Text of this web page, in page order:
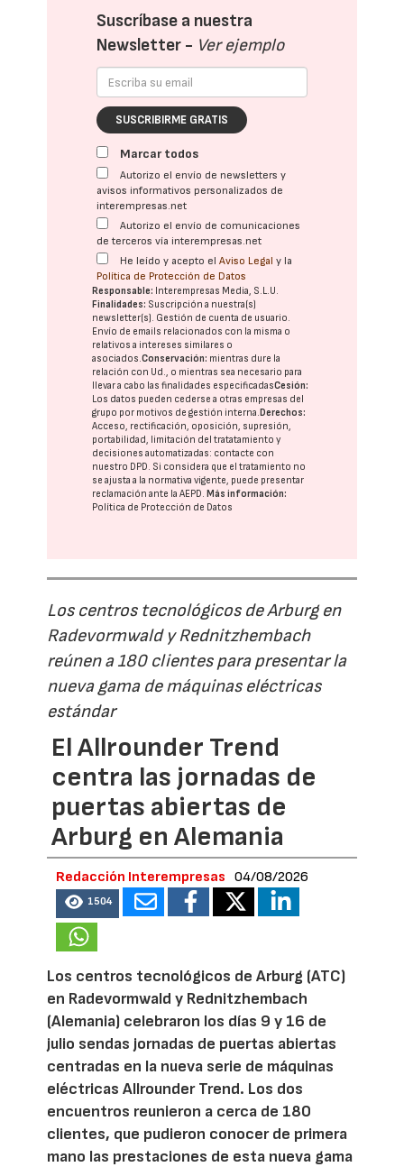
Suscríbase a nuestra
Newsletter - Ver ejemplo
SUSCRIBIRME GRATIS
Marcar todos
Autorizo el envío de newsletters y
avisos informativos personalizados de
interempresas.net
Autorizo el envío de comunicaciones
de terceros vía interempresas.net
He leído y acepto elAviso Legal y la
Política de Protección de Datos
Responsable: Interempresas Media, S.L.U.
Finalidades: Suscripción a nuestra(s)
newsletter(s). Gestión de cuenta de usuario.
Envío de emails relacionados con la misma o
relativos a intereses similares o
asociados.Conservación: mientras dure la
relación con Ud., o mientras sea necesario para
llevar a cabo las finalidades especificadasCesión:
Los datos pueden cederse a otras empresas del
grupo por motivos de gestión interna. Derechos:
Acceso, rectificación, oposición, supresión,
portabilidad, limitación del tratatamiento y
decisiones automatizadas: contacte con
nuestro DPD. Si considera que el tratamiento no
se ajusta a la normativa vigente, puede presentar
reclamación ante laAEPD. Más información:
Política de Protección de Datos
Los centros tecnológicos de Arburg en
Radevormwald y Rednitzhembach
reúnen a 180 clientes para presentar la
nueva gama de máquinas eléctricas
estándar
El Allrounder Trend
centra las jornadas de
puertas abiertas de
Arburg en Alemania
Redacción Interempresas 04/08/2026
1504
Los centros tecnológicos de Arburg (ATC)
en Radevormwald y Rednitzhembach
(Alemania) celebraron los días 9 y 16 de
julio sendas jornadas de puertas abiertas
centradas en la nueva serie de máquinas
eléctricas Allrounder Trend. Los dos
encuentros reunieron a cerca de 180
clientes, que pudieron conocer de primera
mano las prestaciones de esta nueva gama